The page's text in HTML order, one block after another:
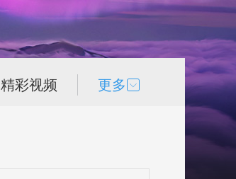
精彩视频 更多